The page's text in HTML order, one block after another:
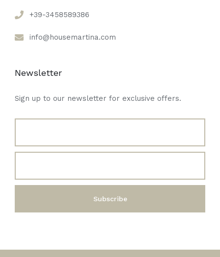
+39-3458589386
info@housemartina.com
Newsletter
Sign up to our newsletter for exclusive offers.